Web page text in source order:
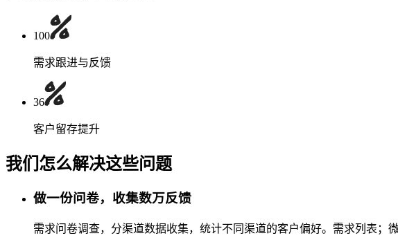
100
需求跟进与反馈
36
客户留存提升
我们怎么解决这些问题
做一份问卷，收集数万反馈
需求问卷调查，分渠道数据收集，统计不同渠道的客户偏好。需求列表；